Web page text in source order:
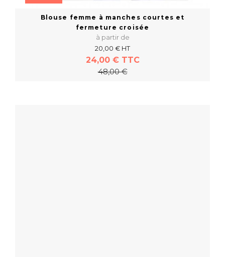
Blouse femme à manches courtes et
fermeture croisée
à partir de
20,00 € HT
24,00 € TTC
48,00 €